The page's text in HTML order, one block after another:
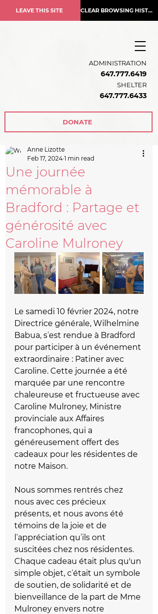
LEAVE THIS SITE CLEAR BROWSING HISTORY
ADMINISTRATION
647.777.6419
SHELTER
647.777.6433
DONATE
Une journée
mémorable à
Bradford : Partage et
générosité avec
Caroline Mulroney
Anne Lizotte
Feb 17, 2024 1 min read
Le samedi 10 février 2024, notre
Directrice générale, Wilhelmine
Babua, s’est rendue à Bradford
pour participer à un événement
extraordinaire : Patiner avec
Caroline. Cette journée a été
marquée par une rencontre
chaleureuse et fructueuse avec
Caroline Mulroney, Ministre
provinciale aux Affaires
francophones, qui a
généreusement offert des
cadeaux pour les résidentes de
notre Maison.
Nous sommes rentrés chez
nous avec ces précieux
présents, et nous avons été
témoins de la joie et de
’appréciation qu’ils ont
suscitées chez nos résidentes.
Chaque cadeau était plus qu'un
simple objet, c’était un symbole
de soutien, de solidarité et de
bienveillance de la part de Mme
Mulroney envers notre